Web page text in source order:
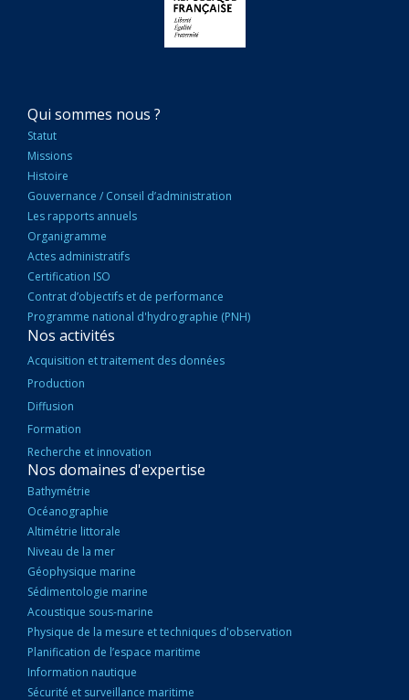
NAVIGATION
PRINCIPALE
Qui sommes nous ?
Statut
Missions
Histoire
Gouvernance / Conseil d’administration
Les rapports annuels
Organigramme
Actes administratifs
Certification ISO
Contrat d’objectifs et de performance
Programme national d'hydrographie (PNH)
Nos activités
Acquisition et traitement des données
Production
Diffusion
Formation
Recherche et innovation
Nos domaines d'expertise
Bathymétrie
Océanographie
Altimétrie littorale
Niveau de la mer
Géophysique marine
Sédimentologie marine
Acoustique sous-marine
Physique de la mesure et techniques d'observation
Planification de l’espace maritime
Information nautique
Sécurité et surveillance maritime